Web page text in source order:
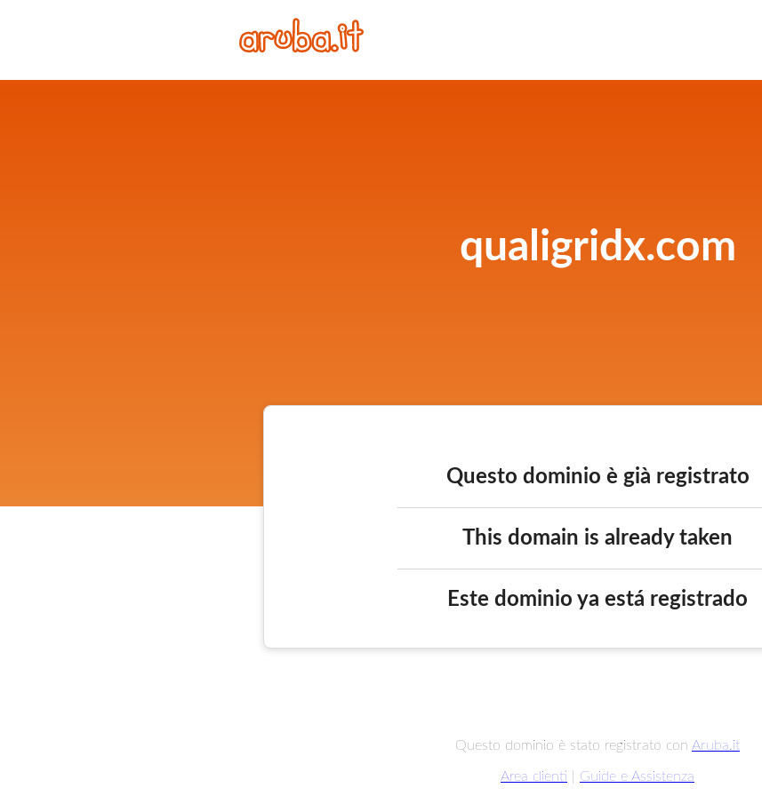
qualigridx.com
Questo dominio è già registrato
This domain is already taken
Este dominio ya está registrado
Questo dominio è stato registrato con Aruba.it
Area clienti Guide e Assistenza